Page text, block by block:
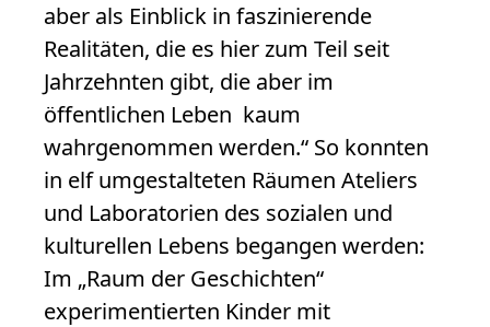
aber als Einblick in faszinierende
Realitäten, die es hier zum Teil seit
Jahrzehnten gibt, die aber im
öffentlichen Leben kaum
wahrgenommen werden.“ So konnten
in elf umgestalteten Räumen Ateliers
und Laboratorien des sozialen und
kulturellen Lebens begangen werden:
Im „Raum der Geschichten“
experimentierten Kinder mit